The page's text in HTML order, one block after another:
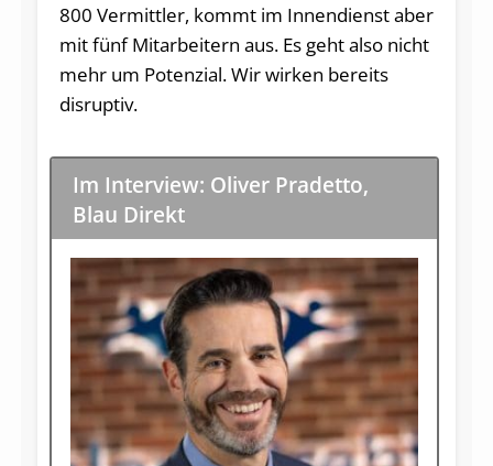
800 Vermittler, kommt im Innendienst aber
mit fünf Mitarbeitern aus. Es geht also nicht
mehr um Potenzial. Wir wirken bereits
disruptiv.
Im Interview: Oliver Pradetto,
Blau Direkt